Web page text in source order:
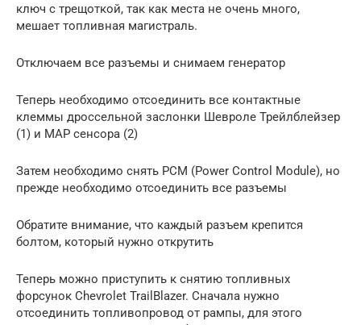
ключ с трещоткой, так как места не очень много,
мешает топливная магистраль.
Отключаем все разъемы и снимаем генератор
Теперь необходимо отсоединить все контактные
клеммы дроссельной заслонки Шевроле Трейлблейзер
(1) и МАР сенсора (2)
Затем необходимо снять РСМ (Power Control Module), но
прежде необходимо отсоединить все разъемы
Обратите внимание, что каждый разъем крепится
болтом, который нужно открутить
Теперь можно приступить к снятию топливных
форсунок Chevrolet TrailBlazer. Сначала нужно
отсоединить топливопровод от рампы, для этого